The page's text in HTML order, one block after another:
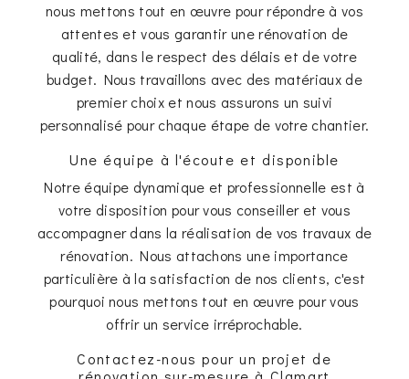
nous mettons tout en œuvre pour répondre à vos
attentes et vous garantir une rénovation de
qualité, dans le respect des délais et de votre
budget. Nous travaillons avec des matériaux de
premier choix et nous assurons un suivi
personnalisé pour chaque étape de votre chantier.
Une équipe à l'écoute et disponible
Notre équipe dynamique et professionnelle est à
votre disposition pour vous conseiller et vous
accompagner dans la réalisation de vos travaux de
rénovation. Nous attachons une importance
particulière à la satisfaction de nos clients, c'est
pourquoi nous mettons tout en œuvre pour vous
offrir un service irréprochable.
Contactez-nous pour un projet de